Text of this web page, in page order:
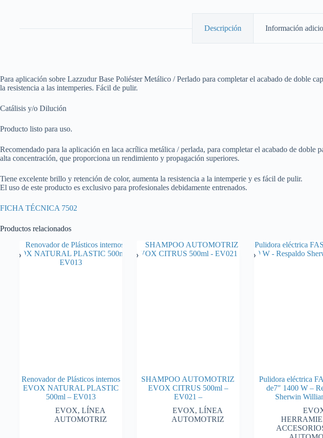
Descripción Información
Para aplicación sobre Lazzudur Base Poliéster Metálico / Perlado para completar el acabado de doble
la resistencia a las intemperies. Fácil de pulir.
Catálisis y/o Dilución
Producto listo para uso.
Recomendado para la aplicación en laca acrílica metálica / perlada, para completar el acabado de doble
alta concentración, que proporciona un rendimiento y propagación superiores.
Tiene excelente brillo y retención de color, aumenta la resistencia a la intemperie y es fácil de pulir.
El uso de este producto es exclusivo para profesionales debidamente entrenados.
FICHA TÉCNICA 7502
Productos relacionados
Renovador de Plásticos internos
EVOX NATURAL PLASTIC
500ml – EV013
EVOX,LÍNEA
AUTOMOTRIZ
SHAMPOO AUTOMOTRIZ
EVOX CITRUS 500ml –
EV021 –
EVOX,LÍNEA
AUTOMOTRIZ
Pulidora eléctrica
de7″ 1400 W –
Sherwin